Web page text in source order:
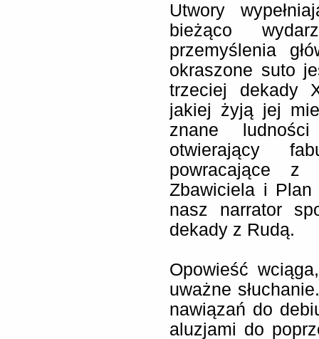
Utwory
bieżąco
przemyślenia
okraszone suto
trzeciej dekady
jakiej żyją jej
znane
otwierający
powracające z
Zbawiciela i
nasz narrator
dekady z Rudą.
Opowieść
uważne
nawiązań do
aluzjami do